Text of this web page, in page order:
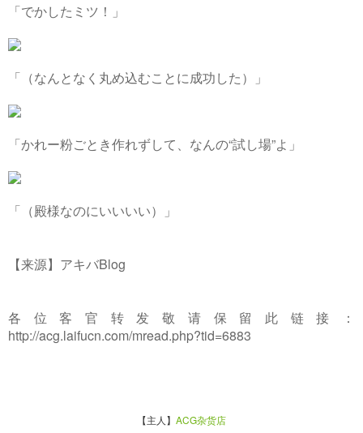
「でかしたミツ！」
「（なんとなく丸め込むことに成功した）」
「かれー粉ごとき作れずして、なんの“試し場”よ」
「（殿様なのにいいいい）」
【来源】アキバBlog
各位客官转发敬请保留此链接：
http://acg.laifucn.com/mread.php?tid=6883
【主人】 ACG杂货店